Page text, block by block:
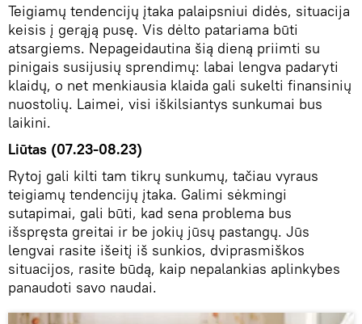
Teigiamų tendencijų įtaka palaipsniui didės, situacija
keisis į gerąją pusę. Vis dėlto patariama būti
atsargiems. Nepageidautina šią dieną priimti su
pinigais susijusių sprendimų: labai lengva padaryti
klaidų, o net menkiausia klaida gali sukelti finansinių
nuostolių. Laimei, visi iškilsiantys sunkumai bus
laikini.
Liūtas (07.23-08.23)
Rytoj gali kilti tam tikrų sunkumų, tačiau vyraus
teigiamų tendencijų įtaka. Galimi sėkmingi
sutapimai, gali būti, kad sena problema bus
išspręsta greitai ir be jokių jūsų pastangų. Jūs
lengvai rasite išeitį iš sunkios, dviprasmiškos
situacijos, rasite būdą, kaip nepalankias aplinkybes
panaudoti savo naudai.